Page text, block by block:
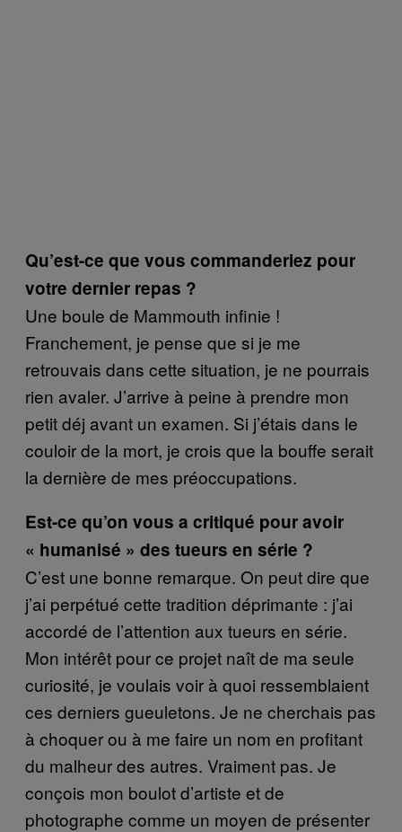
Qu’est-ce que vous commanderiez pour
votre dernier repas ?
Une boule de Mammouth infinie !
Franchement, je pense que si je me
retrouvais dans cette situation, je ne pourrais
rien avaler. J’arrive à peine à prendre mon
petit déj avant un examen. Si j’étais dans le
couloir de la mort, je crois que la bouffe serait
la dernière de mes préoccupations.
Est-ce qu’on vous a critiqué pour avoir
« humanisé » des tueurs en série ?
C’est une bonne remarque. On peut dire que
j’ai perpétué cette tradition déprimante : j’ai
accordé de l’attention aux tueurs en série.
Mon intérêt pour ce projet naît de ma seule
curiosité, je voulais voir à quoi ressemblaient
ces derniers gueuletons. Je ne cherchais pas
à choquer ou à me faire un nom en profitant
du malheur des autres. Vraiment pas. Je
conçois mon boulot d’artiste et de
photographe comme un moyen de présenter